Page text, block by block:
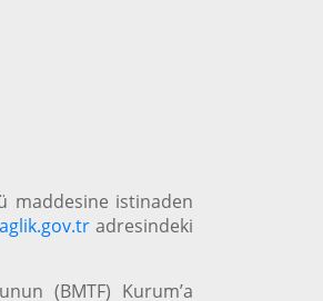
maddesine istinaden
adresindeki
(BMTF) Kurum’a